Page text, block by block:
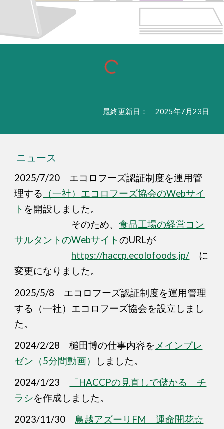
最終更新日： 2025年7月23日
ニュース
2025/7/20 エコロフーズ認証制度を運用管
理する
（一社）エコロフーズ協会のWebサイ
ト を開設しました。
そのため、食品工場の経営コン
サルタントのWebサイトのURLが
https://haccp.ecolofoods.jp/ に
変更になりました。
2025/5/8 エコロフーズ認証制度を運用管理
する（一社）エコロフーズ協会を設立しまし
た。
2024/2/28 槌田博の仕事内容を メインプレ
ゼン（5分間動画）
しました。
2024/1/23
「HACCPの見直しで儲かる」チ
ラシを作成しました。
2023/11/30 鳥越アズーリFM 運命開花☆